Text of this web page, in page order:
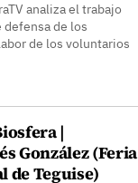
analiza el trabajo
defensa de los
de los voluntarios
|
González (Feria
de Teguise)